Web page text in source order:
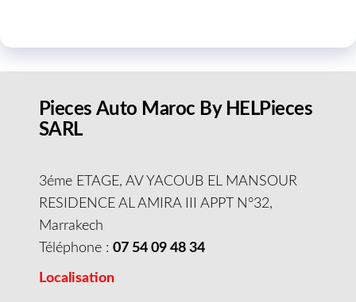
Pieces Auto Maroc By HELPieces
SARL
3éme ETAGE, AV YACOUB EL MANSOUR
RESIDENCE AL AMIRA III APPT N°32,
Marrakech
Téléphone : 07 54 09 48 34
Localisation